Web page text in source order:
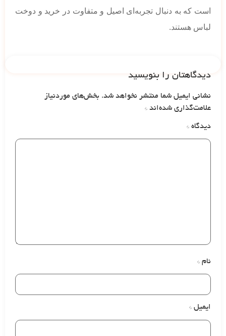
است که به دنبال تجربه‌ای اصیل و متفاوت در خرید و دوخت
لباس هستند.
دیدگاهتان را بنویسید
نشانی ایمیل شما منتشر نخواهد شد. بخش‌های موردنیاز
علامت‌گذاری شده‌اند *
دیدگاه *
نام *
ایمیل *